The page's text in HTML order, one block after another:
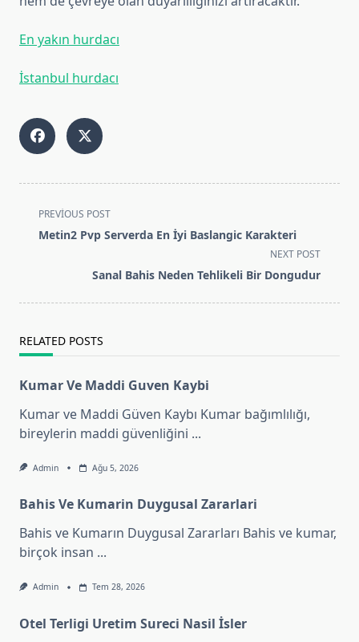
En yakın hurdacı
İstanbul hurdacı
<span
class="nav-
text">Page</span>
PREVIOUS POST
Metin2 Pvp Serverda En İyi Baslangic Karakteri
NEXT POST
Sanal Bahis Neden Tehlikeli Bir Dongudur
RELATED POSTS
Kumar Ve Maddi Guven Kaybi
Kumar ve Maddi Güven Kaybı Kumar bağımlılığı,
bireylerin maddi güvenliğini ...
Admin Ağu 5, 2026
Bahis Ve Kumarin Duygusal Zararlari
Bahis ve Kumarın Duygusal Zararları Bahis ve kumar,
birçok insan ...
Admin Tem 28, 2026
Otel Terligi Uretim Sureci Nasil İsler